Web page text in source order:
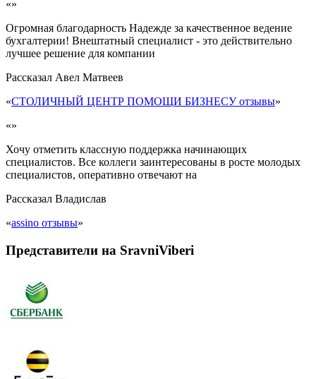
«»
Огромная благодарность Надежде за качественное ведение
бухгалтерии! Внештатный специалист - это действительно
лучшее решение для компании
Рассказал Авел Матвеев
«СТОЛИЧНЫЙ ЦЕНТР ПОМОЩИ БИЗНЕСУ отзывы»
«»
Хочу отметить классную поддержка начинающих
специалистов. Все коллеги заинтересованы в росте молодых
специалистов, оперативно отвечают на
Рассказал Владислав
«assino отзывы»
Представители на SravniViberi